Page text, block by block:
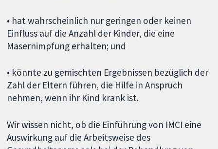
• hat wahrscheinlich nur geringen oder keinen
Einfluss auf die Anzahl der Kinder, die eine
Masernimpfung erhalten; und
• könnte zu gemischten Ergebnissen bezüglich der
Zahl der Eltern führen, die Hilfe in Anspruch
nehmen, wenn ihr Kind krank ist.
Wir wissen nicht, ob die Einführung von IMCI eine
Auswirkung auf die Arbeitsweise des